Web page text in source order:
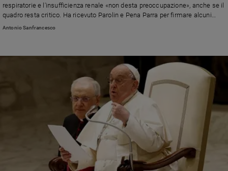
respiratorie e l'insufficienza renale «non desta preoccupazione», anche se il
quadro resta critico. Ha ricevuto Parolin e Pena Parra per firmare alcuni
decreti di canonizzazione, come quello per Bartolo Longo, “apostolo” della
Antonio Sanfrancesco